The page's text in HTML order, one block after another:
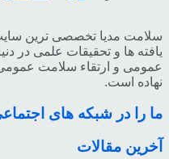
سلامت مدیا تخصصی ترین
یافته ها و تحقیقات علمی در
عمومی و ارتقاء سلامت
نهاده است.
ما را در شبکه های
آخرین مقالات